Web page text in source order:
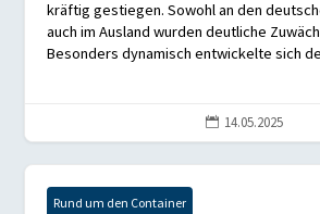
kräftig gestiegen. Sowohl an den
auch im Ausland wurden deutliche
Besonders dynamisch entwickelte sich
 14.05.2025
Rund um den Container